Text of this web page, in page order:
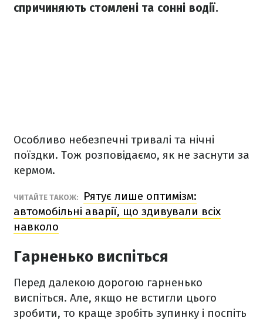
спричиняють стомлені та сонні водії.
Особливо небезпечні тривалі та нічні
поїздки. Тож розповідаємо, як не заснути за
кермом.
ЧИТАЙТЕ ТАКОЖ:
Рятує лише оптимізм:
автомобільні аварії, що здивували всіх
навколо
Гарненько виспіться
Перед далекою дорогою гарненько
виспіться. Але, якщо не встигли цього
зробити, то краще зробіть зупинку і поспіть